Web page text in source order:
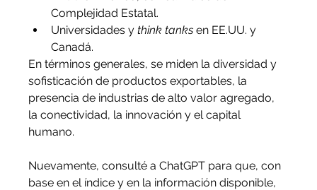
Complejidad Estatal.
Universidades y think tanks en EE.UU. y
Canadá.
En términos generales, se miden la diversidad y
sofisticación de productos exportables, la
presencia de industrias de alto valor agregado,
la conectividad, la innovación y el capital
humano.
Nuevamente, consulté a ChatGPT para que, con
base en el índice y en la información disponible,